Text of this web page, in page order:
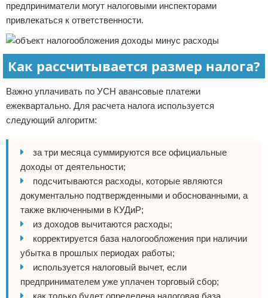
предприниматели могут налоговыми инспекторами
привлекаться к ответственности.
Как рассчитывается размер налога?
Важно уплачивать по УСН авансовые платежи
ежеквартально. Для расчета налога используется
следующий алгоритм:
за три месяца суммируются все официальные
доходы от деятельности;
подсчитываются расходы, которые являются
документально подтвержденными и обоснованными, а
также включенными в КУДиР;
из доходов вычитаются расходы;
корректируется база налогообложения при наличии
убытка в прошлых периодах работы;
используется налоговый вычет, если
предпринимателем уже уплачен торговый сбор;
как только будет определена налоговая база,